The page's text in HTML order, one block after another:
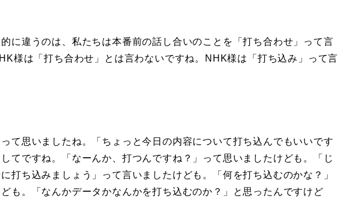
的に違うのは、私たちは本番前の話し合いのことを「打ち合わせ」って言
様は「打ち合わせ」とは言わないですね。NHK様は「打ち込み」って言
って思いましたね。「ちょっと今日の内容について打ち込んでもいいです
てですね。「なーんか、打つんですね？」って思いましたけども。「じ
打ち込みましょう」って言いましたけども。「何を打ち込むのかな？」
も。「なんかデータかなんかを打ち込むのか？」と思ったんですけど